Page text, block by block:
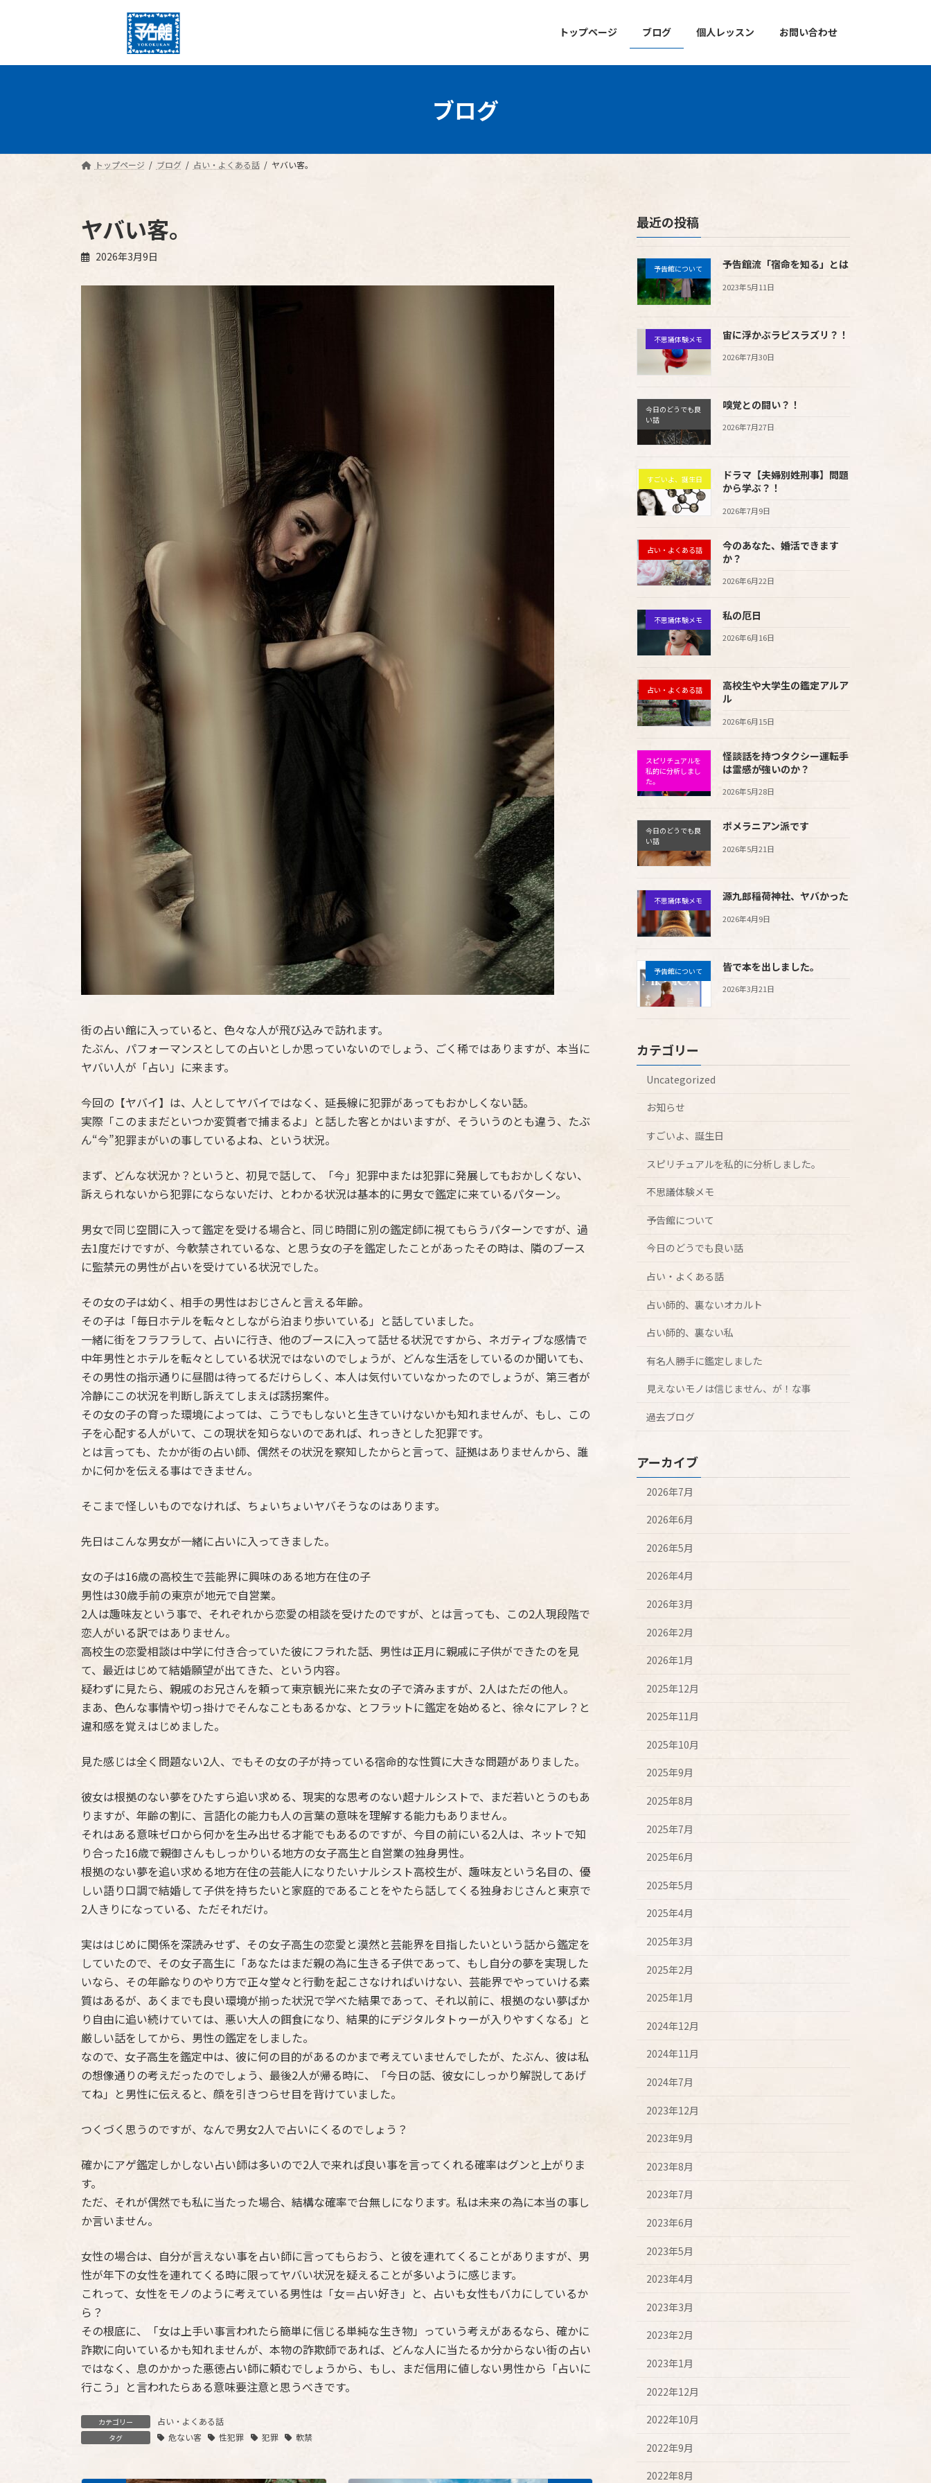
プ
動
トップページ ブログ 個人レッスン お問い合わせ
ブログ
トップページ ブログ 占い・よくある話 ヤバい客。
ヤバい客。
2026年3月9日
街の占い館に入っていると、色々な人が飛び込みで訪れます。
たぶん、パフォーマンスとしての占いとしか思っていないのでしょう、ごく稀ではありますが、本当に
ヤバい人が「占い」に来ます。
今回の【ヤバイ】は、人としてヤバイではなく、延長線に犯罪があってもおかしくない話。
実際「このままだといつか変質者で捕まるよ」と話した客とかはいますが、そういうのとも違う、たぶ
ん“今”犯罪まがいの事しているよね、という状況。
まず、どんな状況か？というと、初見で話して、「今」犯罪中または犯罪に発展してもおかしくない、
訴えられないから犯罪にならないだけ、とわかる状況は基本的に男女で鑑定に来ているパターン。
男女で同じ空間に入って鑑定を受ける場合と、同じ時間に別の鑑定師に視てもらうパターンですが、過
去1度だけですが、今軟禁されているな、と思う女の子を鑑定したことがあったその時は、隣のブース
に監禁元の男性が占いを受けている状況でした。
その女の子は幼く、相手の男性はおじさんと言える年齢。
その子は「毎日ホテルを転々としながら泊まり歩いている」と話していました。
一緒に街をフラフラして、占いに行き、他のブースに入って話せる状況ですから、ネガティブな感情で
中年男性とホテルを転々としている状況ではないのでしょうが、どんな生活をしているのか聞いても、
その男性の指示通りに昼間は待ってるだけらしく、本人は気付いていなかったのでしょうが、第三者が
冷静にこの状況を判断し訴えてしまえば誘拐案件。
その女の子の育った環境によっては、こうでもしないと生きていけないかも知れませんが、もし、この
子を心配する人がいて、この現状を知らないのであれば、れっきとした犯罪です。
とは言っても、たかが街の占い師、偶然その状況を察知したからと言って、証拠はありませんから、誰
かに何かを伝える事はできません。
そこまで怪しいものでなければ、ちょいちょいヤバそうなのはあります。
先日はこんな男女が一緒に占いに入ってきました。
女の子は16歳の高校生で芸能界に興味のある地方在住の子
男性は30歳手前の東京が地元で自営業。
2人は趣味友という事で、それぞれから恋愛の相談を受けたのですが、とは言っても、この2人現段階で
恋人がいる訳ではありません。
高校生の恋愛相談は中学に付き合っていた彼にフラれた話、男性は正月に親戚に子供ができたのを見
て、最近はじめて結婚願望が出てきた、という内容。
疑わずに見たら、親戚のお兄さんを頼って東京観光に来た女の子で済みますが、2人はただの他人。
まあ、色んな事情や切っ掛けでそんなこともあるかな、とフラットに鑑定を始めると、徐々にアレ？と
違和感を覚えはじめました。
見た感じは全く問題ない2人、でもその女の子が持っている宿命的な性質に大きな問題がありました。
彼女は根拠のない夢をひたすら追い求める、現実的な思考のない超ナルシストで、まだ若いとうのもあ
りますが、年齢の割に、言語化の能力も人の言葉の意味を理解する能力もありません。
それはある意味ゼロから何かを生み出せる才能でもあるのですが、今目の前にいる2人は、ネットで知
り合った16歳で親御さんもしっかりいる地方の女子高生と自営業の独身男性。
根拠のない夢を追い求める地方在住の芸能人になりたいナルシスト高校生が、趣味友という名目の、優
しい語り口調で結婚して子供を持ちたいと家庭的であることをやたら話してくる独身おじさんと東京で
2人きりになっている、ただそれだけ。
実ははじめに関係を深読みせず、その女子高生の恋愛と漠然と芸能界を目指したいという話から鑑定を
していたので、その女子高生に「あなたはまだ親の為に生きる子供であって、もし自分の夢を実現した
いなら、その年齢なりのやり方で正々堂々と行動を起こさなければいけない、芸能界でやっていける素
質はあるが、あくまでも良い環境が揃った状況で学べた結果であって、それ以前に、根拠のない夢ばか
り自由に追い続けていては、悪い大人の餌食になり、結果的にデジタルタトゥーが入りやすくなる」と
厳しい話をしてから、男性の鑑定をしました。
なので、女子高生を鑑定中は、彼に何の目的があるのかまで考えていませんでしたが、たぶん、彼は私
の想像通りの考えだったのでしょう、最後2人が帰る時に、「今日の話、彼女にしっかり解説してあげ
てね」と男性に伝えると、顔を引きつらせ目を背けていました。
つくづく思うのですが、なんで男女2人で占いにくるのでしょう？
確かにアゲ鑑定しかしない占い師は多いので2人で来れば良い事を言ってくれる確率はグンと上がりま
す。
ただ、それが偶然でも私に当たった場合、結構な確率で台無しになります。私は未来の為に本当の事し
か言いません。
女性の場合は、自分が言えない事を占い師に言ってもらおう、と彼を連れてくることがありますが、男
性が年下の女性を連れてくる時に限ってヤバい状況を疑えることが多いように感じます。
これって、女性をモノのように考えている男性は「女＝占い好き」と、占いも女性もバカにしているか
ら？
その根底に、「女は上手い事言われたら簡単に信じる単純な生き物」っていう考えがあるなら、確かに
詐欺に向いているかも知れませんが、本物の詐欺師であれば、どんな人に当たるか分からない街の占い
ではなく、息のかかった悪徳占い師に頼むでしょうから、もし、まだ信用に値しない男性から「占いに
行こう」と言われたらある意味要注意と思うべきです。
カテゴリー 占い・よくある話
タグ 危ない客 性犯罪 犯罪 軟禁
最近の投稿
予告館について 予告館流「宿命を知る」とは
2023年5月11日
不思議体験メモ 宙に浮かぶラピスラズリ？！
2026年7月30日
今日のどうでも良
い話
嗅覚との闘い？！
2026年7月27日
すごいよ、誕生日
ドラマ【夫婦別姓刑事】問題
から学ぶ？！
2026年7月9日
占い・よくある話
今のあなた、婚活できます
か？
2026年6月22日
不思議体験メモ 私の厄日
2026年6月16日
占い・よくある話
高校生や大学生の鑑定アルア
ル
2026年6月15日
スピリチュアルを
私的に分析しまし
た。
怪談話を持つタクシー運転手
は霊感が強いのか？
2026年5月28日
今日のどうでも良
い話
ポメラニアン派です
2026年5月21日
不思議体験メモ 源九郎稲荷神社、ヤバかった
2026年4月9日
予告館について 皆で本を出しました。
2026年3月21日
カテゴリー
Uncategorized
お知らせ
すごいよ、誕生日
スピリチュアルを私的に分析しました。
不思議体験メモ
予告館について
今日のどうでも良い話
占い・よくある話
占い師的、裏ないオカルト
占い師的、裏ない私
有名人勝手に鑑定しました
見えないモノは信じません、が！な事
過去ブログ
アーカイブ
2026年7月
2026年6月
2026年5月
2026年4月
2026年3月
2026年2月
2026年1月
2025年12月
2025年11月
2025年10月
2025年9月
2025年8月
2025年7月
2025年6月
2025年5月
2025年4月
2025年3月
2025年2月
2025年1月
2024年12月
2024年11月
2024年7月
2023年12月
2023年9月
2023年8月
2023年7月
2023年6月
2023年5月
2023年4月
2023年3月
2023年2月
2023年1月
2022年12月
2022年10月
2022年9月
2022年8月